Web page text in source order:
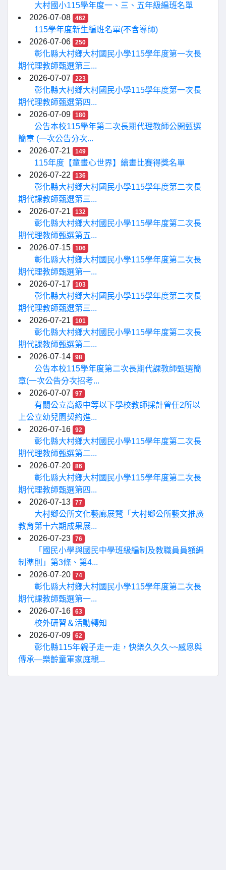
大村國小115學年度一、三、五年級編班名單
2026-07-08
462
115學年度新生編班名單(不含導師)
2026-07-06
250
彰化縣大村鄉大村國民小學115學年度第一次長
期代理教師甄選第三...
2026-07-07
223
彰化縣大村鄉大村國民小學115學年度第一次長
期代理教師甄選第四...
2026-07-09
180
公告本校115學年第二次長期代理教師公開甄選
簡章 (一次公告分次...
2026-07-21
149
115年度【童畫心世界】繪畫比賽得獎名單
2026-07-22
136
彰化縣大村鄉大村國民小學115學年度第二次長
期代課教師甄選第三...
2026-07-21
132
彰化縣大村鄉大村國民小學115學年度第二次長
期代理教師甄選第五...
2026-07-15
106
彰化縣大村鄉大村國民小學115學年度第二次長
期代理教師甄選第一...
2026-07-17
103
彰化縣大村鄉大村國民小學115學年度第二次長
期代理教師甄選第三...
2026-07-21
101
彰化縣大村鄉大村國民小學115學年度第二次長
期代課教師甄選第二...
2026-07-14
98
公告本校115學年度第二次長期代課教師甄選簡
章(一次公告分次招考...
2026-07-07
97
有關公立高級中等以下學校教師採計曾任2所以
上公立幼兒園契約進...
2026-07-16
92
彰化縣大村鄉大村國民小學115學年度第二次長
期代理教師甄選第二...
2026-07-20
86
彰化縣大村鄉大村國民小學115學年度第二次長
期代理教師甄選第四...
2026-07-13
77
大村鄉公所文化藝廊展覽「大村鄉公所藝文推廣
教育第十六期成果展...
2026-07-23
76
「國民小學與國民中學班級編制及教職員員額編
制準則」第3條、第4...
2026-07-20
74
彰化縣大村鄉大村國民小學115學年度第二次長
期代課教師甄選第一...
2026-07-16
63
校外研習＆活動轉知
2026-07-09
62
彰化縣115年親子走一走，快樂久久久~~感恩與
傳承—樂齡童軍家庭親...